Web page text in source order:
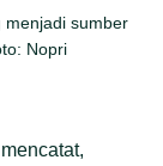
menjadi sumber
Nopri